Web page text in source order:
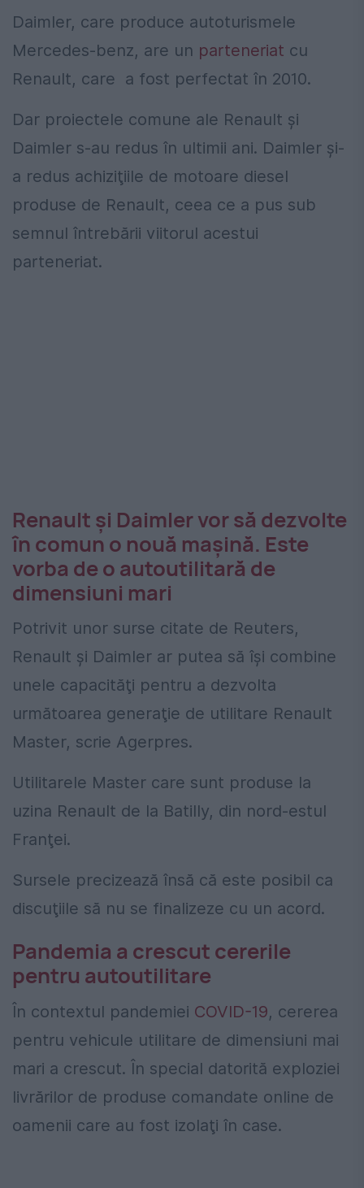
Daimler, care produce autoturismele
Mercedes-benz, are un parteneriat cu
Renault, care a fost perfectat în 2010.
Dar proiectele comune ale Renault și
Daimler s-au redus în ultimii ani. Daimler şi-
a redus achiziţiile de motoare diesel
produse de Renault, ceea ce a pus sub
semnul întrebării viitorul acestui
parteneriat.
Renault și Daimler vor să dezvolte
în comun o nouă mașină. Este
vorba de o autoutilitară de
dimensiuni mari
Potrivit unor surse citate de Reuters,
Renault şi Daimler ar putea să îşi combine
unele capacităţi pentru a dezvolta
următoarea generaţie de utilitare Renault
Master, scrie Agerpres.
Utilitarele Master care sunt produse la
uzina Renault de la Batilly, din nord-estul
Franţei.
Sursele precizează însă că este posibil ca
discuţiile să nu se finalizeze cu un acord.
Pandemia a crescut cererile
pentru autoutilitare
În contextul pandemiei COVID-19, cererea
pentru vehicule utilitare de dimensiuni mai
mari a crescut. În special datorită exploziei
livrărilor de produse comandate online de
oamenii care au fost izolaţi în case.